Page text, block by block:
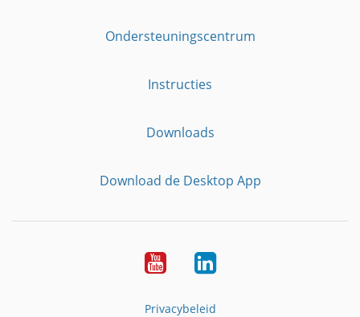
Ondersteuningscentrum
Instructies
Downloads
Download de Desktop App
YouTubeLinkedIn
Privacybeleid